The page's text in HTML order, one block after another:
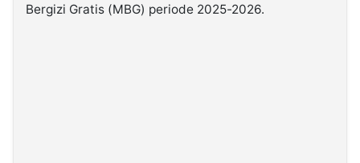
Bergizi Gratis (MBG) periode 2025-2026.